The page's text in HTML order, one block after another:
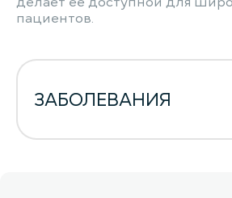
пациентов.
ЗАБОЛЕВАНИЯ